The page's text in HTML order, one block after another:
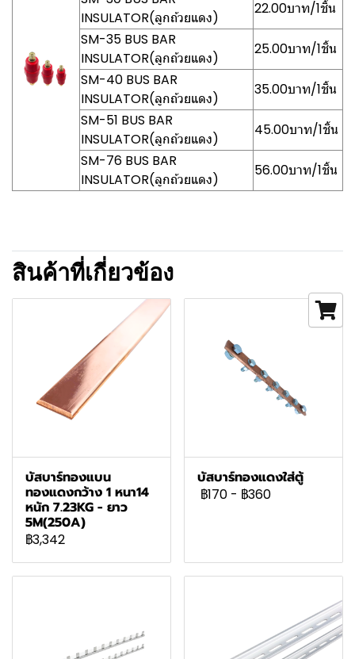
INSULATOR(ลูกถ้วยแดง)
22.00บาท/1ชิ้น
SM-35 BUS BAR
INSULATOR(ลูกถ้วยแดง)
25.00บาท/1ชิ้น
SM-40 BUS BAR
INSULATOR(ลูกถ้วยแดง)
35.00บาท/1ชิ้น
SM-51 BUS BAR
INSULATOR(ลูกถ้วยแดง)
45.00บาท/1ชิ้น
SM-76 BUS BAR
INSULATOR(ลูกถ้วยแดง)
56.00บาท/1ชิ้น
สินค้าที่เกี่ยวข้อง
บัสบาร์ทองแบน
ทองแดงกว้าง 1 หนา14
หนัก 7.23KG - ยาว
5M(250A)
฿3,342
บัสบาร์ทองแดงใส่ตู้
฿170 - ฿360